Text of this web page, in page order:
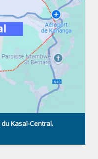
Kasaï-Central.